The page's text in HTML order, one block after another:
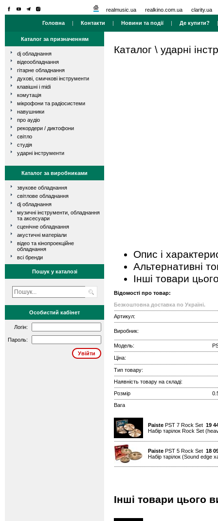
realmusic.ua realkino.com.ua clarity.ua
Головна | Контакти | Новини та події| Де купити?
Каталог за призначенням
dj обладнання
відеообладнання
гітарне обладнання
духові, смичкові інструменти
клавішні і midi
комутація
мікрофони та радіосистеми
навушники
про аудіо
рекордери / диктофони
світло
студія
ударні інструменти
Каталог за виробниками
звукове обладнання
світлове обладнання
dj обладнання
музичні інструменти, обладнання
та аксесуари
сценічне обладнання
акустичні матеріали
відео та кінопроекційне
обладнання
всі бренди
Пошук у каталозі
Особистий кабінет
Логін:
Пароль:
Каталог \ ударні
Опис і
Альтернативні
Інші товари
Відомості про товар:
Безкоштовна доставка по Україні.
Артикул:
Виробник:
Модель:
Ціна:
Тип товару:
Наявність товару на складі:
Розмір
Вага
Paiste PST 7 Rock Set 19
Набір тарілок Rock Set
Paiste PST 5 Rock Set 18
Набір тарілок (Sound
Інші товари цього